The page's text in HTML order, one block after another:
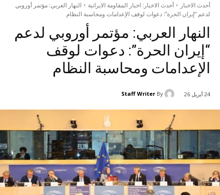
أحدث الاخبار أحدث الاخبار: اخبار المقاومة الايرانية
النهار العربي: مؤتمر أوروبي
لدعم “إيران الحرة”: دعوات لوقف الإعدامات ومحاسبة النظام
النهار العربي: مؤتمر أوروبي لدعم
“إيران الحرة”: دعوات لوقف
الإعدامات ومحاسبة النظام
24 أبريل 26 By
Staff Writer